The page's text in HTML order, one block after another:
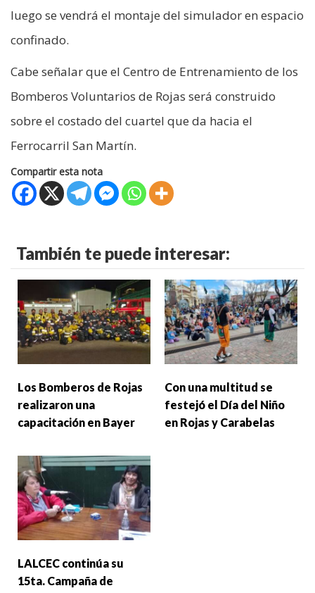
luego se vendrá el montaje del simulador en espacio
confinado.
Cabe señalar que el Centro de Entrenamiento de los
Bomberos Voluntarios de Rojas será construido
sobre el costado del cuartel que da hacia el
Ferrocarril San Martín.
Compartir esta nota
También te puede interesar:
Los Bomberos de Rojas
realizaron una
capacitación en Bayer
Con una multitud se
festejó el Día del Niño
en Rojas y Carabelas
LALCEC continúa su
15ta. Campaña de